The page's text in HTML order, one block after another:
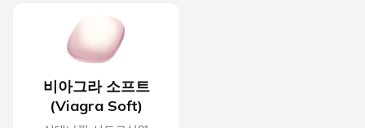
비아그라 소프트
(Viagra Soft)